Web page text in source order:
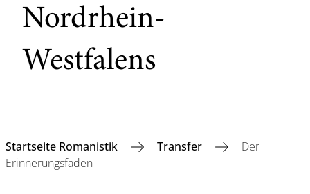
Nordrhein-
Westfalens
Startseite Romanistik Transfer
Der
Erinnerungsfaden